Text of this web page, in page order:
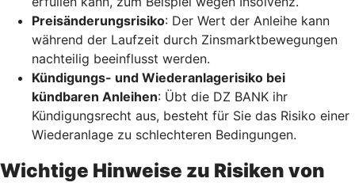
Preisänderungsrisiko: Der Wert der Anleihe kann
während der Laufzeit durch Zinsmarktbewegungen
nachteilig beeinflusst werden.
Kündigungs- und Wiederanlagerisiko bei
kündbaren Anleihen: Übt die DZ BANK ihr
Kündigungsrecht aus, besteht für Sie das Risiko einer
Wiederanlage zu schlechteren Bedingungen.
Wichtige Hinweise zu Risiken von